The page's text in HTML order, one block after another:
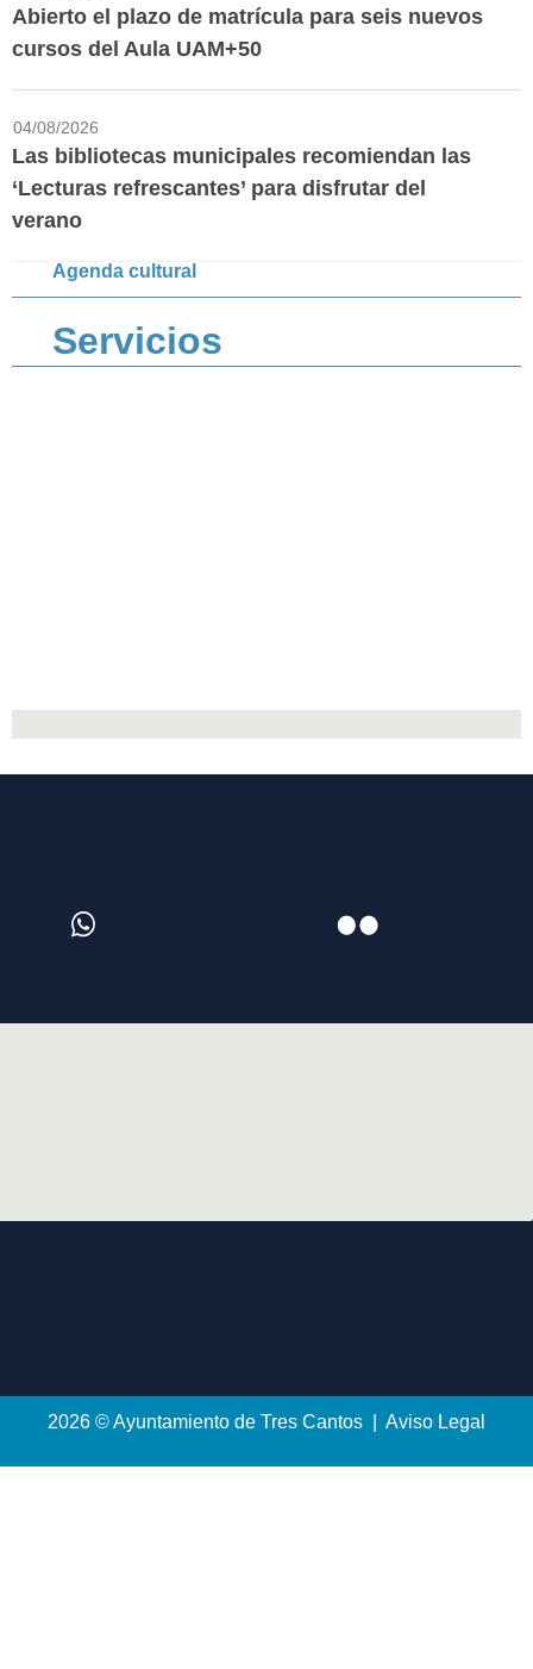
Abierto el plazo de matrícula para seis nuevos
cursos del Aula UAM+50
04/08/2026
Las bibliotecas municipales recomiendan las
‘Lecturas refrescantes’ para disfrutar del
verano
Agenda cultural
Servicios
2026 © Ayuntamiento de Tres Cantos | Aviso Legal